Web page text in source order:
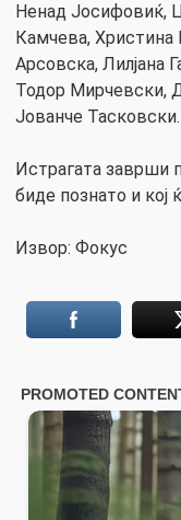
Ненад Јосифовиќ,
Камчева, Христина
Арсовска, Лилјана
Тодор Мирчевски,
Јованче Тасковски.
Истрагата заврши
биде познато и кој
Извор: Фокус